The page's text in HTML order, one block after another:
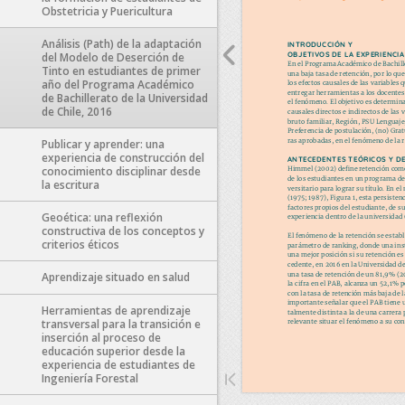
Sorry,
Obstetricia y Puericultura
Análisis (Path) de la adaptación
del Modelo de Deserción de
Tinto en estudiantes de primer
año del Programa Académico
de Bachillerato de la Universidad
de Chile, 2016
Publicar y aprender: una
experiencia de construcción del
conocimiento disciplinar desde
la escritura
Geoética: una reflexión
constructiva de los conceptos y
criterios éticos
Aprendizaje situado en salud
Herramientas de aprendizaje
transversal para la transición e
inserción al proceso de
educación superior desde la
experiencia de estudiantes de
Ingeniería Forestal